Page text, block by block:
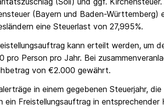
(Bayern und Baden-Württemberg)
eine Steuerlast von 27,995%.
kann erteilt werden, um
pro Person pro Jahr. Bei
von €2.000 gewährt.
in einem gegebenen Steuerjahr,
ein Freistellungs­auftrag in